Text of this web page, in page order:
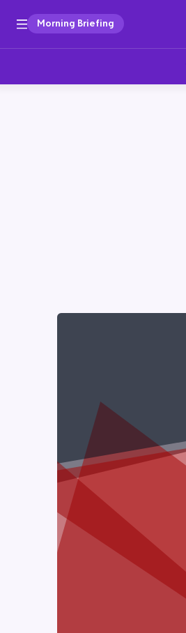
Morning Briefing